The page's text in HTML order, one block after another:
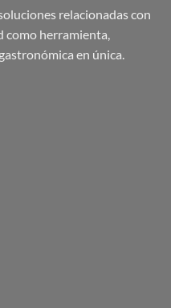
relacionadas con
como herramienta,
en única.